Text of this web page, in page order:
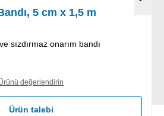
5 cm x 1,5 m
sızdırmaz onarım bandı
değerlendirin
Ürün talebi